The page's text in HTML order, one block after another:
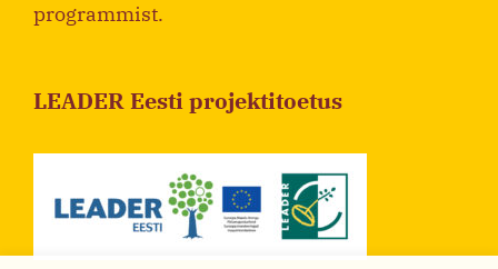
programmist.
LEADER Eesti projektitoetus